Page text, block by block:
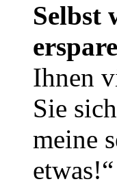
Selbst
Ihnen
Sie
meine
etwas!“